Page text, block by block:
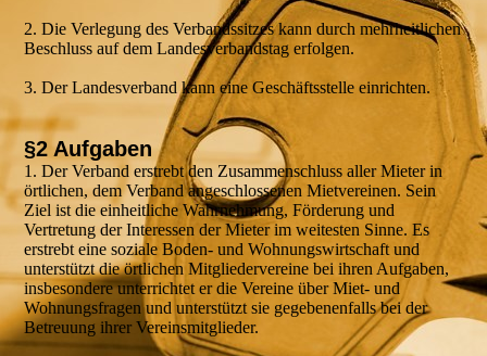
2. Die Verlegung des Verbandssitzes kann durch mehrheitlichen
Beschluss auf dem Landesverbandstag erfolgen.
3. Der Landesverband kann eine Geschäftsstelle einrichten.
§2 Aufgaben
1. Der Verband erstrebt den Zusammenschluss aller Mieter in
örtlichen, dem Verband angeschlossenen Mietvereinen. Sein
Ziel ist die einheitliche Wahrnehmung, Förderung und
Vertretung der Interessen der Mieter im weitesten Sinne. Es
erstrebt eine soziale Boden- und Wohnungswirtschaft und
unterstützt die örtlichen Mitgliedervereine bei ihren Aufgaben,
insbesondere unterrichtet er die Vereine über Miet- und
Wohnungsfragen und unterstützt sie gegebenenfalls bei der
Betreuung ihrer Vereinsmitglieder.